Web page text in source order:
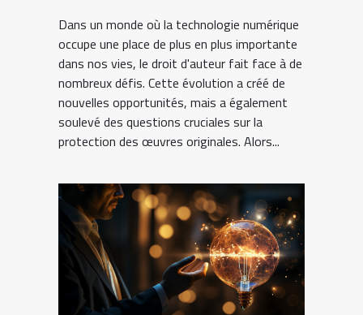
Dans un monde où la technologie numérique
occupe une place de plus en plus importante
dans nos vies, le droit d'auteur fait face à de
nombreux défis. Cette évolution a créé de
nouvelles opportunités, mais a également
soulevé des questions cruciales sur la
protection des œuvres originales. Alors...